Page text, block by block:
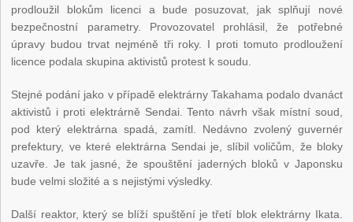
prodloužil blokům licenci a bude posuzovat, jak splňují nové
bezpečnostní parametry. Provozovatel prohlásil, že potřebné
úpravy budou trvat nejméně tři roky. I proti tomuto prodloužení
licence podala skupina aktivistů protest k soudu.
Stejné podání jako v případě elektrárny Takahama podalo dvanáct
aktivistů i proti elektrárně Sendai. Tento návrh však místní soud,
pod který elektrárna spadá, zamítl. Nedávno zvolený guvernér
prefektury, ve které elektrárna Sendai je, slíbil voličům, že bloky
uzavře. Je tak jasné, že spouštění jaderných bloků v Japonsku
bude velmi složité a s nejistými výsledky.
Další reaktor, který se blíží spuštění je třetí blok elektrárny Ikata.